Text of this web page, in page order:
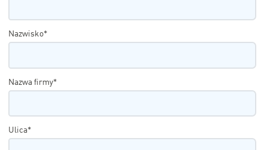
Nazwisko*
Nazwa firmy*
Ulica*